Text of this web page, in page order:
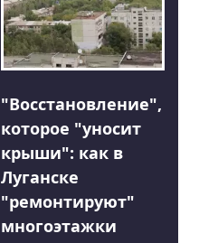
"Восстановление",
которое "уносит
крыши": как в
Луганске
"ремонтируют"
многоэтажки